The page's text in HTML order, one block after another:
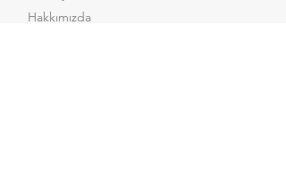
Hakkımızda